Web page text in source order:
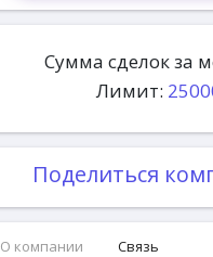
Сумма сделок за
Лимит:
Поделиться
О компании Связь